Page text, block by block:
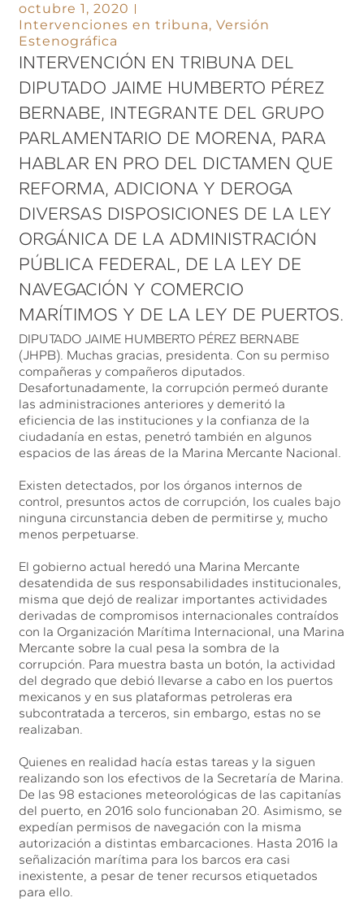
octubre 1, 2020
Intervenciones en tribuna,Versión
Estenográfica
INTERVENCIÓN EN TRIBUNA DEL
DIPUTADO JAIME HUMBERTO PÉREZ
BERNABE, INTEGRANTE DEL GRUPO
PARLAMENTARIO DE MORENA, PARA
HABLAR EN PRO DEL DICTAMEN QUE
REFORMA, ADICIONA Y DEROGA
DIVERSAS DISPOSICIONES DE LA LEY
ORGÁNICA DE LA ADMINISTRACIÓN
PÚBLICA FEDERAL, DE LA LEY DE
NAVEGACIÓN Y COMERCIO
MARÍTIMOS Y DE LA LEY DE PUERTOS.
DIPUTADO JAIME HUMBERTO PÉREZ BERNABE
(JHPB). Muchas gracias, presidenta. Con su permiso
compañeras y compañeros diputados.
Desafortunadamente, la corrupción permeó durante
las administraciones anteriores y demeritó la
eficiencia de las instituciones y la confianza de la
ciudadanía en estas, penetró también en algunos
espacios de las áreas de la Marina Mercante Nacional.
Existen detectados, por los órganos internos de
control, presuntos actos de corrupción, los cuales bajo
ninguna circunstancia deben de permitirse y, mucho
menos perpetuarse.
El gobierno actual heredó una Marina Mercante
desatendida de sus responsabilidades institucionales,
misma que dejó de realizar importantes actividades
derivadas de compromisos internacionales contraídos
con la Organización Marítima Internacional, una Marina
Mercante sobre la cual pesa la sombra de la
corrupción. Para muestra basta un botón, la actividad
del degrado que debió llevarse a cabo en los puertos
mexicanos y en sus plataformas petroleras era
subcontratada a terceros, sin embargo, estas no se
realizaban.
Quienes en realidad hacía estas tareas y la siguen
realizando son los efectivos de la Secretaría de Marina.
De las 98 estaciones meteorológicas de las capitanías
del puerto, en 2016 solo funcionaban 20. Asimismo, se
expedían permisos de navegación con la misma
autorización a distintas embarcaciones. Hasta 2016 la
señalización marítima para los barcos era casi
inexistente, a pesar de tener recursos etiquetados
para ello.